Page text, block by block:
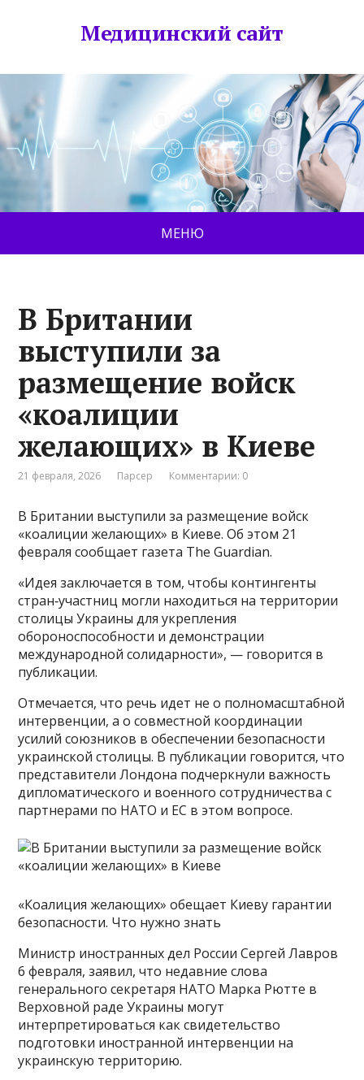
Медицинский сайт
МЕНЮ
В Британии
выступили за
размещение войск
«коалиции
желающих» в Киеве
21 февраля, 2026 Парсер Комментарии: 0
В Британии выступили за размещение войск
«коалиции желающих» в Киеве. Об этом 21
февраля сообщает газета The Guardian.
«Идея заключается в том, чтобы контингенты
стран‑участниц могли находиться на территории
столицы Украины для укрепления
обороноспособности и демонстрации
международной солидарности», — говорится в
публикации.
Отмечается, что речь идет не о полномасштабной
интервенции, а о совместной координации
усилий союзников в обеспечении безопасности
украинской столицы. В публикации говорится, что
представители Лондона подчеркнули важность
дипломатического и военного сотрудничества с
партнерами по НАТО и ЕС в этом вопросе.
«Коалиция желающих» обещает Киеву гарантии
безопасности. Что нужно знать
Министр иностранных дел России Сергей Лавров
6 февраля, заявил, что недавние слова
генерального секретаря НАТО Марка Рютте в
Верховной раде Украины могут
интерпретироваться как свидетельство
подготовки иностранной интервенции на
украинскую территорию.